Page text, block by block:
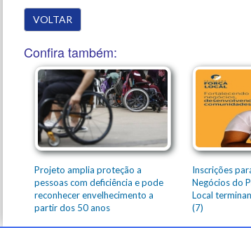
VOLTAR
Confira também:
Projeto amplia proteção a
pessoas com deficiência e pode
reconhecer envelhecimento a
partir dos 50 anos
Inscrições
Negócios do
Local
(7)